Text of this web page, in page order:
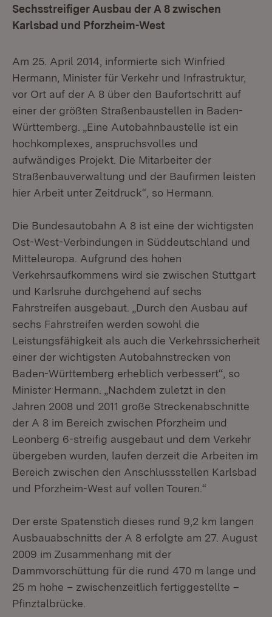
Sechsstreifiger Ausbau der A 8 zwischen
Karlsbad und Pforzheim-West
Am 25. April 2014, informierte sich Winfried
Hermann, Minister für Verkehr und Infrastruktur,
vor Ort auf der A 8 über den Baufortschritt auf
einer der größten Straßenbaustellen in Baden-
Württemberg. „Eine Autobahnbaustelle ist ein
hochkomplexes, anspruchsvolles und
aufwändiges Projekt. Die Mitarbeiter der
Straßenbauverwaltung und der Baufirmen leisten
hier Arbeit unter Zeitdruck“, so Hermann.
Die Bundesautobahn A 8 ist eine der wichtigsten
Ost-West-Verbindungen in Süddeutschland und
Mitteleuropa. Aufgrund des hohen
Verkehrsaufkommens wird sie zwischen Stuttgart
und Karlsruhe durchgehend auf sechs
Fahrstreifen ausgebaut. „Durch den Ausbau auf
sechs Fahrstreifen werden sowohl die
Leistungsfähigkeit als auch die Verkehrssicherheit
einer der wichtigsten Autobahnstrecken von
Baden-Württemberg erheblich verbessert“, so
Minister Hermann. „Nachdem zuletzt in den
Jahren 2008 und 2011 große Streckenabschnitte
der A 8 im Bereich zwischen Pforzheim und
Leonberg 6-streifig ausgebaut und dem Verkehr
übergeben wurden, laufen derzeit die Arbeiten im
Bereich zwischen den Anschlussstellen Karlsbad
und Pforzheim-West auf vollen Touren.“
Der erste Spatenstich dieses rund 9,2 km langen
Ausbauabschnitts der A 8 erfolgte am 27. August
2009 im Zusammenhang mit der
Dammvorschüttung für die rund 470 m lange und
25 m hohe – zwischenzeitlich fertiggestellte –
Pfinztalbrücke.